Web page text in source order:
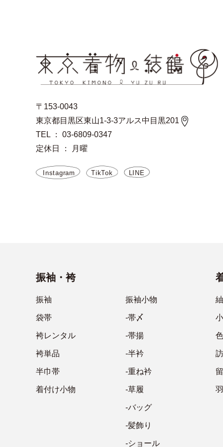
〒153-0043
東京都目黒区東山1-3-3アルス中目黒201
TEL ： 03-6809-0347
定休日 ： 月曜
Instagram TikTok LINE
振袖・袴
振袖
袋帯
袴レンタル
袴単品
半巾帯
着付け小物
振袖小物
-帯〆
-帯揚
-半衿
-重ね衿
-草履
-バッグ
-髪飾り
-ショール